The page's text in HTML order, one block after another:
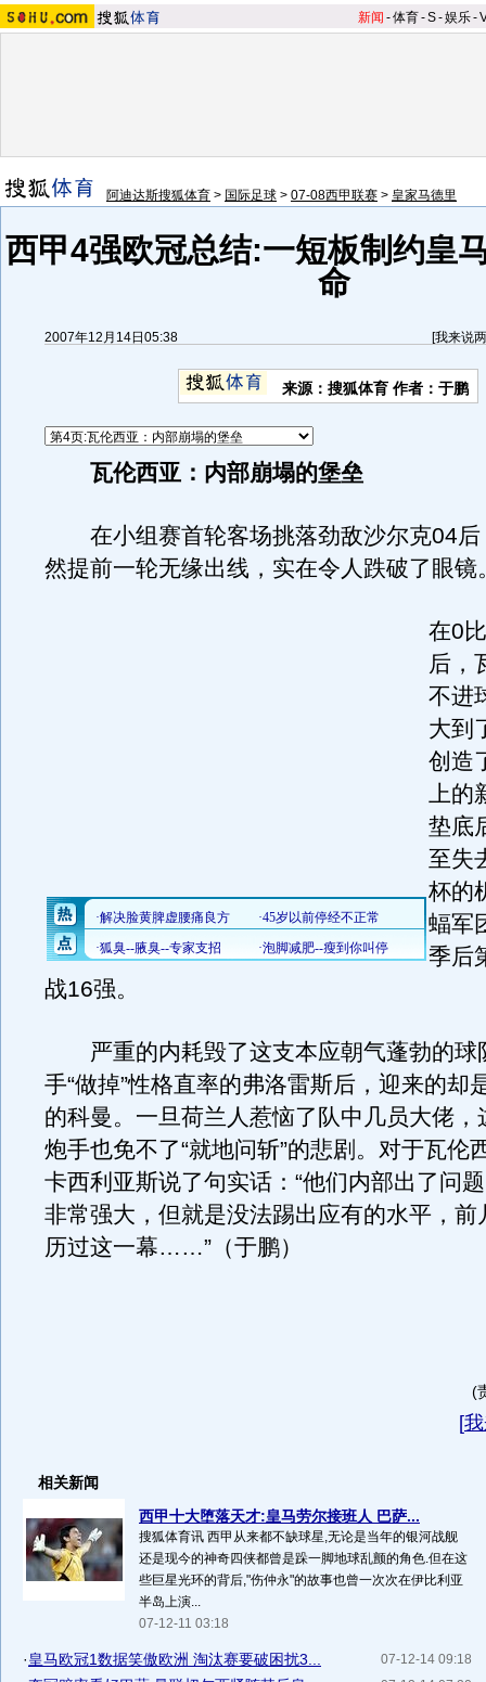
新闻 -体育-S-娱乐-
阿迪达斯搜狐体育 > 国际足球 > 07-08西甲联赛 > 皇家马德里
西甲4强欧冠总结:一短板制约皇
命
2007年12月14日05:38 [我来说
来源：搜狐体育 作者：于鹏
瓦伦西亚：内部崩塌的堡垒
在小组赛首轮客场挑落劲敌沙尔克04后
然提前一轮无缘出线，实在令人跌破了眼镜
在0
后，
不进
大到
创造
上的
垫底
至失
杯的
蝠军
季后
战16强。
严重的内耗毁了这支本应朝气蓬勃的球
手“做掉”性格直率的弗洛雷斯后，迎来的却
的科曼。一旦荷兰人惹恼了队中几员大佬，
炮手也免不了“就地问斩”的悲剧。对于瓦伦
卡西利亚斯说了句实话：“他们内部出了问
非常强大，但就是没法踢出应有的水平，前
历过这一幕……”（于鹏）
(
[
相关新闻
西甲十大堕落天才:皇马劳尔接班人 巴萨...
搜狐体育讯 西甲从来都不缺球星,无论是当年的银河战舰
还是现今的神奇四侠都曾是跺一脚地球乱颤的角色.但在这
些巨星光环的背后,"伤仲永"的故事也曾一次次在伊比利亚
半岛上演...
07-12-11 03:18
07-12-14 09:18
·皇马欧冠1数据笑傲欧洲 淘汰赛要破困扰3...